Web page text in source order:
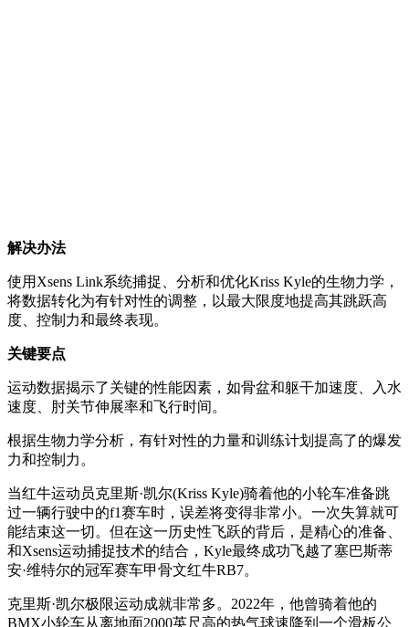
解决办法
使用Xsens Link系统捕捉、分析和优化Kriss Kyle的生物力学，
将数据转化为有针对性的调整，以最大限度地提高其跳跃高
度、控制力和最终表现。
关键要点
运动数据揭示了关键的性能因素，如骨盆和躯干加速度、入水
速度、肘关节伸展率和飞行时间。
根据生物力学分析，有针对性的力量和训练计划提高了的爆发
力和控制力。
当红牛运动员克里斯·凯尔(Kriss Kyle)骑着他的小轮车准备跳
过一辆行驶中的f1赛车时，误差将变得非常小。一次失算就可
能结束这一切。但在这一历史性飞跃的背后，是精心的准备、
和Xsens运动捕捉技术的结合，Kyle最终成功飞越了塞巴斯蒂
安·维特尔的冠军赛车甲骨文红牛RB7。
克里斯·凯尔极限运动成就非常多。2022年，他曾骑着他的
BMX小轮车从离地面2000英尺高的热气球速降到一个滑板公